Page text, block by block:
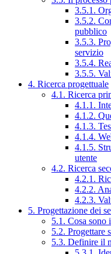
3.5.1.
3.5.2.
pubblico
3.5.3.
servizio
3.5.4.
3.5.5.
4. Ricerca progettuale
4.1. Ricerca
4.1.1.
4.1.2.
4.1.3.
4.1.4.
4.1.5.
utente
4.2. Ricerca
4.2.1.
4.2.2.
4.2.3.
5. Progettazione dei
5.1. Cosa sono
5.2. Progettare
5.3. Definire il